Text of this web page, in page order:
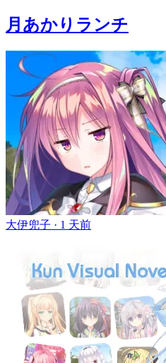
月あかりランチ
大伊兜子 · 1 天前